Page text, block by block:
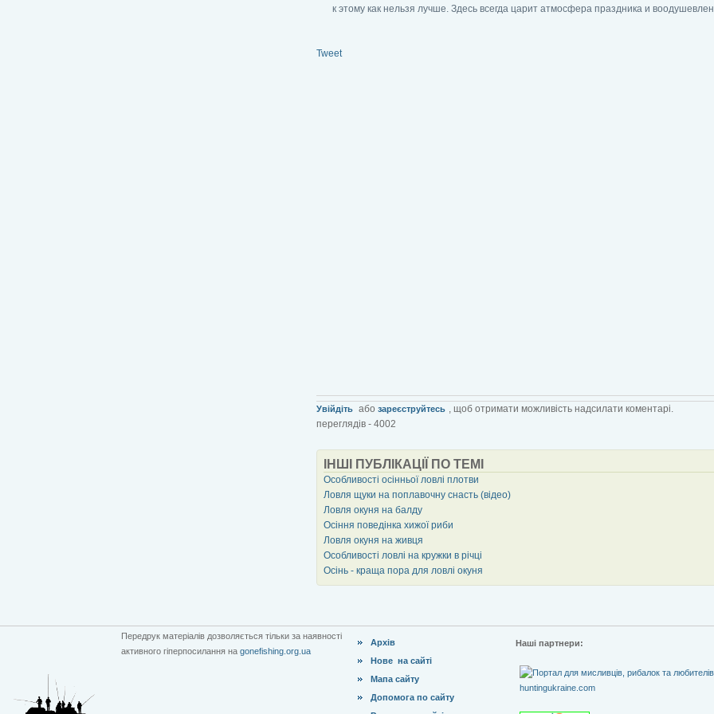
к этому как нельзя лучше. Здесь всегда царит атмосфера праздника и
Tweet
Увійдіть або зареєструйтесь , щоб отримати можливість надсилати коментарі.
переглядів - 4002
ІНШІ ПУБЛІКАЦІЇ ПО ТЕМІ
Особливості осінньої ловлі плотви
Ловля щуки на поплавочну снасть (відео)
Ловля окуня на балду
Осіння поведінка хижої риби
Ловля окуня на живця
Особливості ловлі на кружки в річці
Осінь - краща пора для ловлі окуня
Передрук матеріалів дозволяється тільки за наявності
активного гіперпосилання на gonefishing.org.ua
Архів
Нове на сайті
Мапа сайту
Допомога по сайту
Наші партнери: